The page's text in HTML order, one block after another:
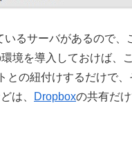
いるサーバがあるので、
境を導入しておけば、
との紐付けするだけで、
は、
Dropboxの共有だ